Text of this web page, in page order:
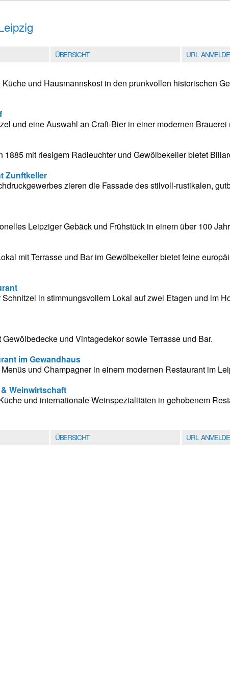
ÜBERSICHT URL
und Hausmannskost in den prunkvollen historischen
und eine Auswahl an Craft-Bier in einer modernen Brauerei
1885 mit riesigem Radleuchter und Gewölbekeller bietet
Zunftkeller
zieren die Fassade des stilvoll-rustikalen,
Leipziger Gebäck und Frühstück in einem über 100
mit Terrasse und Bar im Gewölbekeller bietet feine
Schnitzel in stimmungsvollem Lokal auf zwei Etagen und im
und Vintagedekor sowie Terrasse und Bar.
im Gewandhaus
und Champagner in einem modernen Restaurant im
Weinwirtschaft
und internationale Weinspezialitäten in gehobenem
ÜBERSICHT URL